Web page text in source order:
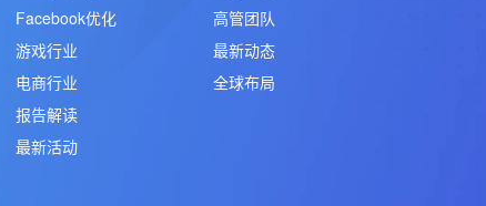
Facebook优化
游戏行业
电商行业
报告解读
最新活动
高管团队
最新动态
全球布局